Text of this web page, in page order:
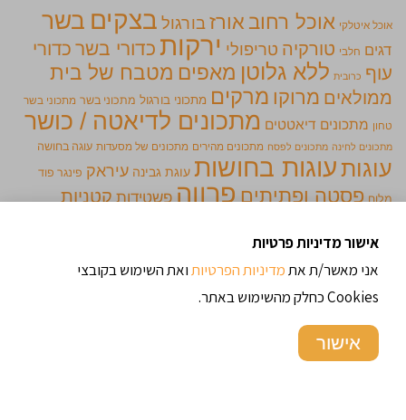
אוכל איטלקי אוכל רחוב אורזבורגול בצקים בשר
דגים חלבי טורקיה טריפולי ירקות כדורי בשר כדורי
עוף כרובית ללא גלוטן מאפים מטבח של בית
ממולאים מרוקו מרקים מתכוני בורגול מתכוני בשר מתכוני בשר
טחון מתכונים דיאטטים מתכונים לדיאטה / כושר
מתכונים לחינה מתכונים לפסח מתכונים מהירים מתכונים של מסעדות עוגה בחושה
עוגותעוגות בחושות עוגת גבינה עיראק פינגר פוד
מלוח פסטה ופתיתים פרווה פשטידות קטניות
תימן
מתכונים מומלצים
אישור מדיניות פרטיות
אני מאשר/ת אתמדיניות הפרטיותואת השימוש בקובצי
Cookies כחלק מהשימוש באתר.
אישור